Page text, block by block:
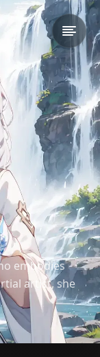
embodies
artist, she
in *Honkai